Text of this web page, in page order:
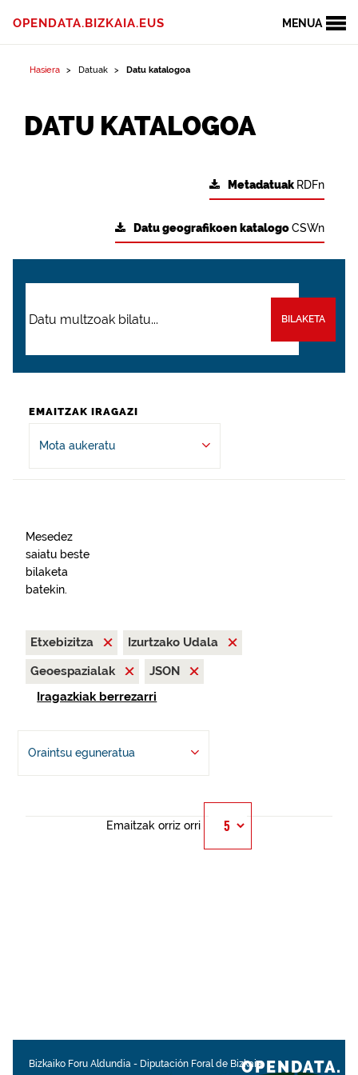
MENUA
OPENDATA.BIZKAIA.EUS
Hasiera Datuak Datu katalogoa
DATU KATALOGOA
Metadatuak RDFn
Datu geografikoen katalogoCSWn
BILAKETA
EMAITZAK IRAGAZI
Mota aukeratu
Mesedez
saiatu beste
bilaketa
batekin.
Etxebizitza
Izurtzako Udala
Geoespazialak
JSON
Iragazkiak berrezarri
Oraintsu eguneratua
Emaitzak orriz orri
Bizkaiko Foru Aldundia - Diputación Foral de BizkaiaOPENDATA.